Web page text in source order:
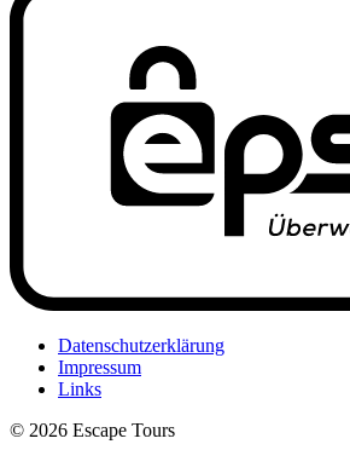
Datenschutzerklärung
Impressum
Links
© 2026 Escape Tours